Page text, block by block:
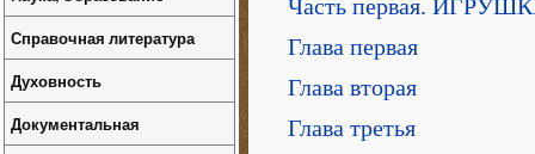
Часть первая.
Глава первая
Глава вторая
Глава третья
Справочная литература
Духовность
Документальная